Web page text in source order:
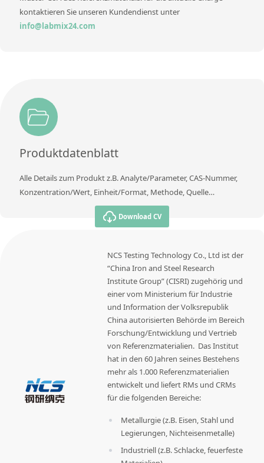
kontaktieren Sie unseren Kundendienst unter
info@labmix24.com
Produktdatenblatt
Alle Details zum Produkt z.B. Analyte/Parameter, CAS-Nummer,
Konzentration/Wert, Einheit/Format, Methode, Quelle…
Download CV
NCS Testing Technology Co., Ltd ist der
“China Iron and Steel Research
Institute Group” (CISRI) zugehörig und
einer vom Ministerium für Industrie
und Information der Volksrepublik
China autorisierten Behörde im Bereich
Forschung/Entwicklung und Vertrieb
von Referenzmaterialien. Das Institut
hat in den 60 Jahren seines Bestehens
mehr als 1.000 Referenzmaterialien
entwickelt und liefert RMs und CRMs
für die folgenden Bereiche:
Metallurgie (z.B. Eisen, Stahl und
Legierungen, Nichteisenmetalle)
Industriell (z.B. Schlacke, feuerfeste